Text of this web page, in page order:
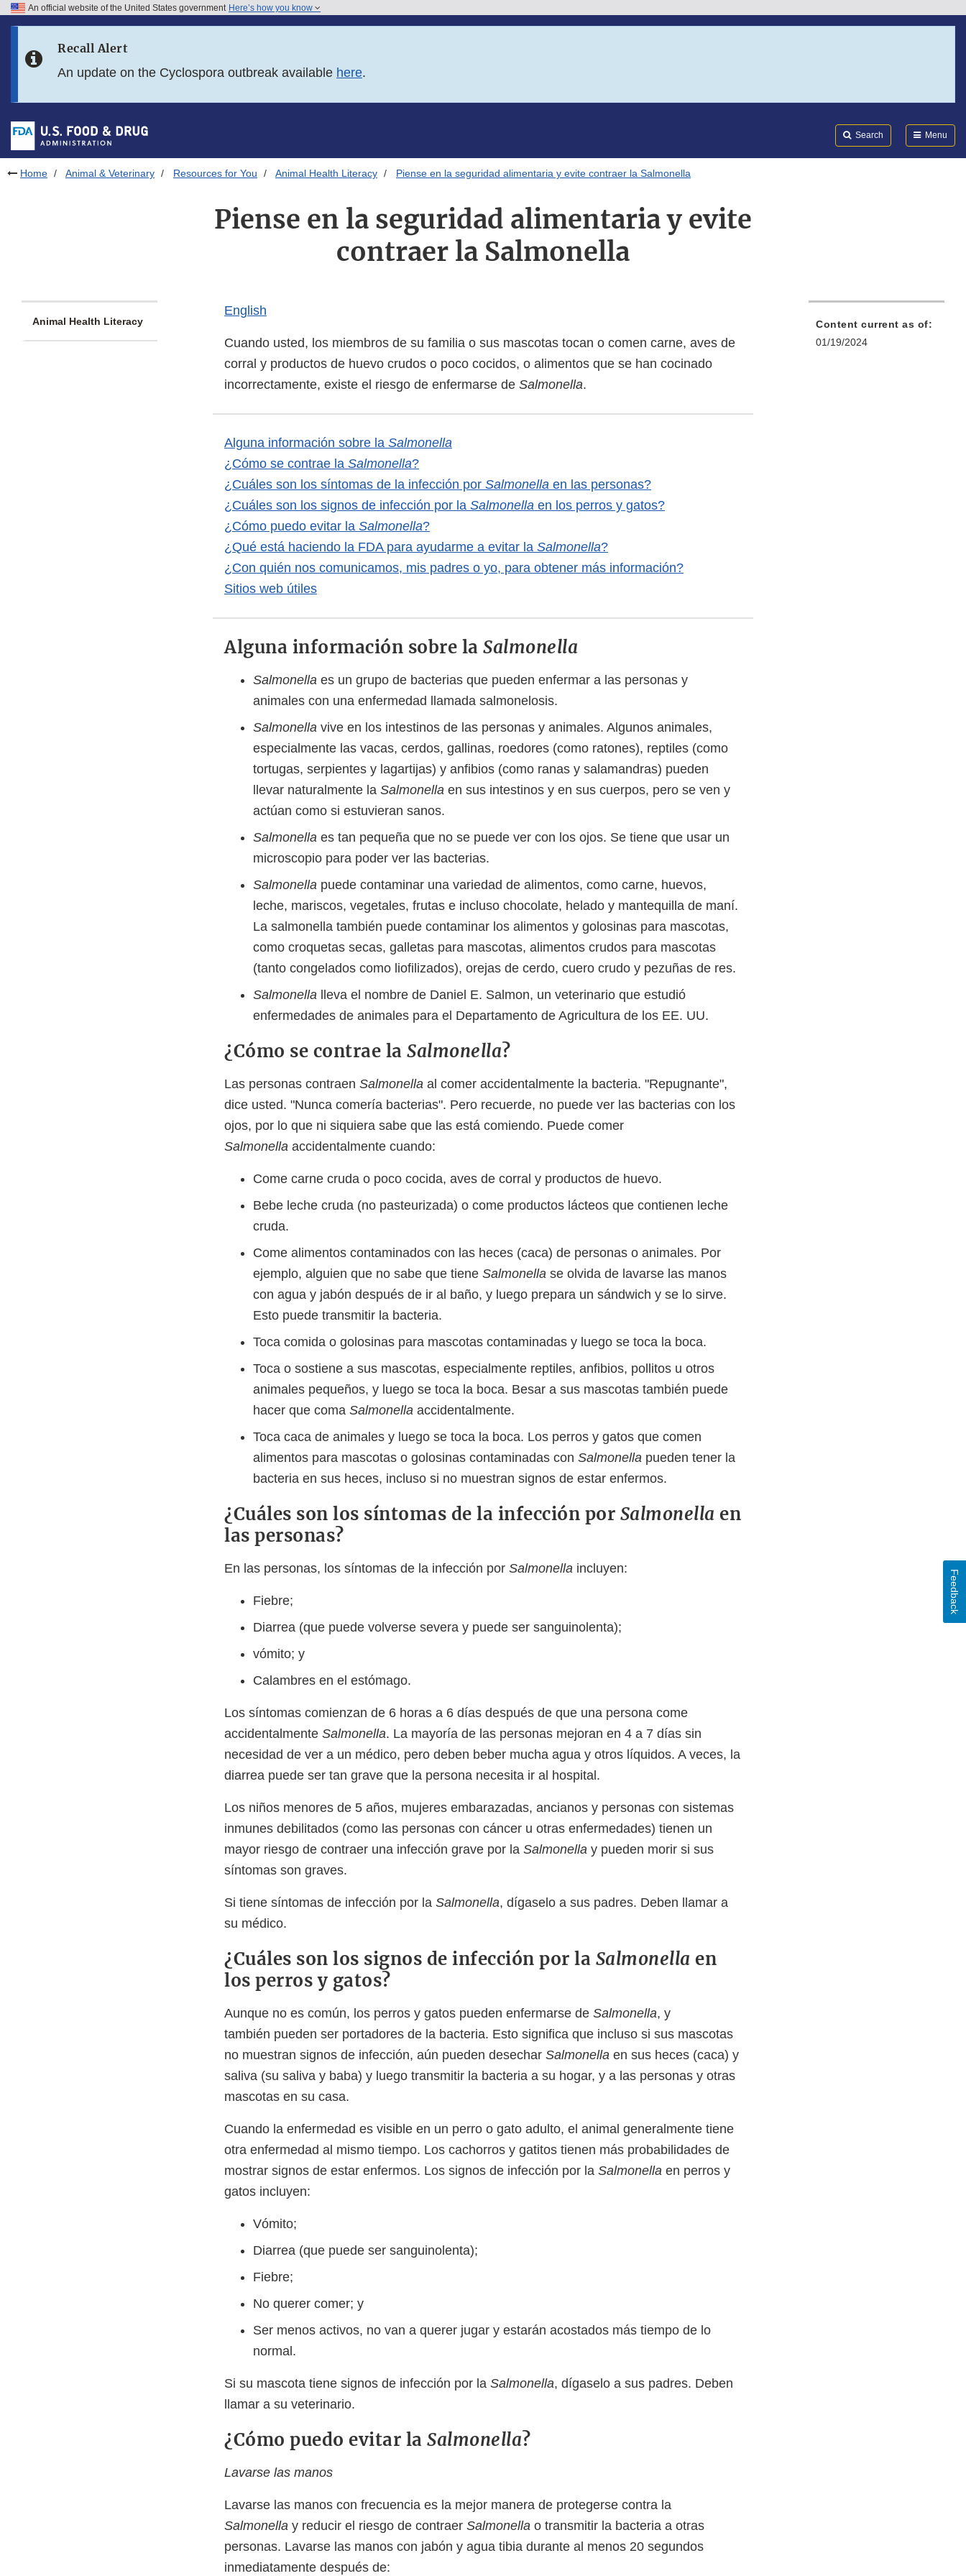
Skip to FDA Search
Skip to footer links
An official website of the United States government Here’s how you know
Recall Alert
An update on the Cyclospora outbreak available here.
Search Menu
Home Animal & Veterinary Resources for You Animal Health Literacy Piense en la seguridad alimentaria y evite contraer la Salmonella
Piense en la seguridad alimentaria y evite
contraer la Salmonella
Animal Health Literacy
English
Cuando usted, los miembros de su familia o sus mascotas tocan o comen carne, aves de
corral y productos de huevo crudos o poco cocidos, o alimentos que se han cocinado
incorrectamente, existe el riesgo de enfermarse de Salmonella.
Alguna información sobre la Salmonella
¿Cómo se contrae la Salmonella?
¿Cuáles son los síntomas de la infección por Salmonella en las personas?
¿Cuáles son los signos de infección por la Salmonella en los perros y gatos?
¿Cómo puedo evitar la Salmonella?
¿Qué está haciendo la FDA para ayudarme a evitar la Salmonella?
¿Con quién nos comunicamos, mis padres o yo, para obtener más información?
Sitios web útiles
Alguna información sobre la Salmonella
Salmonella es un grupo de bacterias que pueden enfermar a las personas y
animales con una enfermedad llamada salmonelosis.
Salmonella vive en los intestinos de las personas y animales. Algunos animales,
especialmente las vacas, cerdos, gallinas, roedores (como ratones), reptiles (como
tortugas, serpientes y lagartijas) y anfibios (como ranas y salamandras) pueden
llevar naturalmente la Salmonella en sus intestinos y en sus cuerpos, pero se ven y
actúan como si estuvieran sanos.
Salmonella es tan pequeña que no se puede ver con los ojos. Se tiene que usar un
microscopio para poder ver las bacterias.
Salmonella puede contaminar una variedad de alimentos, como carne, huevos,
leche, mariscos, vegetales, frutas e incluso chocolate, helado y mantequilla de maní.
La salmonella también puede contaminar los alimentos y golosinas para mascotas,
como croquetas secas, galletas para mascotas, alimentos crudos para mascotas
(tanto congelados como liofilizados), orejas de cerdo, cuero crudo y pezuñas de res.
Salmonella
lleva el nombre de Daniel E. Salmon, un veterinario que estudió
enfermedades de animales para el Departamento de Agricultura de los EE. UU.
¿Cómo se contrae la Salmonella?
Las personas contraen Salmonella al comer accidentalmente la bacteria. "Repugnante",
dice usted. "Nunca comería bacterias". Pero recuerde, no puede ver las bacterias con los
ojos, por lo que ni siquiera sabe que las está comiendo. Puede comer
Salmonella accidentalmente cuando:
Come carne cruda o poco cocida, aves de corral y productos de huevo.
Bebe leche cruda (no pasteurizada) o come productos lácteos que contienen leche
cruda.
Come alimentos contaminados con las heces (caca) de personas o animales. Por
ejemplo, alguien que no sabe que tiene Salmonella se olvida de lavarse las manos
con agua y jabón después de ir al baño, y luego prepara un sándwich y se lo sirve.
Esto puede transmitir la bacteria.
Toca comida o golosinas para mascotas contaminadas y luego se toca la boca.
Toca o sostiene a sus mascotas, especialmente reptiles, anfibios, pollitos u otros
animales pequeños, y luego se toca la boca. Besar a sus mascotas también puede
hacer que coma Salmonella accidentalmente.
Toca caca de animales y luego se toca la boca. Los perros y gatos que comen
alimentos para mascotas o golosinas contaminadas con Salmonella pueden tener la
bacteria en sus heces, incluso si no muestran signos de estar enfermos.
¿Cuáles son los síntomas de la infección por Salmonella en
las personas?
En las personas, los síntomas de la infección por Salmonella incluyen:
Fiebre;
Diarrea (que puede volverse severa y puede ser sanguinolenta);
vómito; y
Calambres en el estómago.
Los síntomas comienzan de 6 horas a 6 días después de que una persona come
accidentalmente Salmonella. La mayoría de las personas mejoran en 4 a 7 días sin
necesidad de ver a un médico, pero deben beber mucha agua y otros líquidos. A veces, la
diarrea puede ser tan grave que la persona necesita ir al hospital.
Los niños menores de 5 años, mujeres embarazadas, ancianos y personas con sistemas
inmunes debilitados (como las personas con cáncer u otras enfermedades) tienen un
mayor riesgo de contraer una infección grave por la Salmonella y pueden morir si sus
síntomas son graves.
Si tiene síntomas de infección por la Salmonella, dígaselo a sus padres. Deben llamar a
su médico.
¿Cuáles son los signos de infección por la Salmonella en
los perros y gatos?
Aunque no es común, los perros y gatos pueden enfermarse de Salmonella, y
también pueden ser portadores de la bacteria. Esto significa que incluso si sus mascotas
no muestran signos de infección, aún pueden desechar Salmonella en sus heces (caca) y
saliva (su saliva y baba) y luego transmitir la bacteria a su hogar, y a las personas y otras
mascotas en su casa.
Cuando la enfermedad es visible en un perro o gato adulto, el animal generalmente tiene
otra enfermedad al mismo tiempo. Los cachorros y gatitos tienen más probabilidades de
mostrar signos de estar enfermos. Los signos de infección por la Salmonella en perros y
gatos incluyen:
Vómito;
Diarrea (que puede ser sanguinolenta);
Fiebre;
No querer comer; y
Ser menos activos, no van a querer jugar y estarán acostados más tiempo de lo
normal.
Si su mascota tiene signos de infección por la Salmonella, dígaselo a sus padres. Deben
llamar a su veterinario.
¿Cómo puedo evitar la Salmonella?
Lavarse las manos
Lavarse las manos con frecuencia es la mejor manera de protegerse contra la
Salmonella y reducir el riesgo de contraer Salmonella o transmitir la bacteria a otras
personas. Lavarse las manos con jabón y agua tibia durante al menos 20 segundos
inmediatamente después de:
Content current as of:
01/19/2024
Feedback